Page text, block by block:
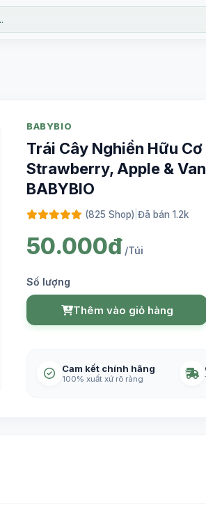
BABYBIO
Trái Cây Nghiền Hữu Cơ
Strawberry, Apple &
BABYBIO
(825 Shop) Đã bán 1.2k
50.000đ /Túi
Số lượng
Thêm vào giỏ hàng
Cam kết chính hãng
100% xuất xứ rõ ràng